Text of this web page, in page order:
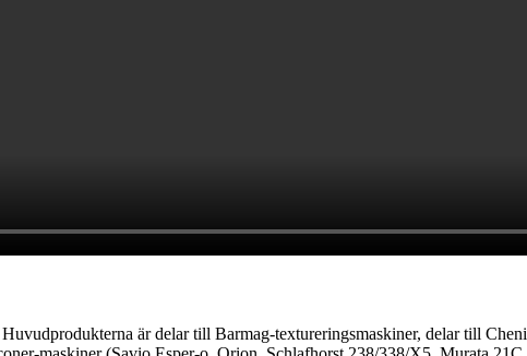
är delar till Barmag-textureringsmaskiner, delar till